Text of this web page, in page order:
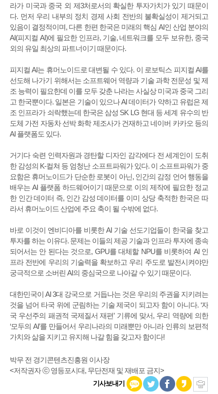
라가 미국과 중국 외 제3처로서의 확실한 투자가치가 있기 때문이
다. 먼저 우리 내부의 정치 경제 사회 전반의 불확실성이 제거되고
있음이 결정적이며, 다른 한편 한국은 미래의 핵심 AI인 산업 분야의
AI(피지컬 AI)에 필요한 인프라, 기술, 네트워크를 모두 보유한, 중국
외의 유일 최상의 파트너이기 때문이다.
피지컬 AI는 휴머노이드로 대변될 수 있다. 이 로보틱스 피지컬 AI를
선도해 나가기 위해서는 소프트웨어 역량과 기술 과학 전문성 및 제
조 능력이 필요한데 이를 모두 갖춘 나라는 사실상 미국과 중국 그리
고 한국뿐이다. 일본은 기술이 있으나 AI 데이터가 약하고 유럽은 제
조 인프라가 쇠락했는데 한국은 삼성 SK LG 현대 등 세계 유수의 반
도체 가전 자동차 선박 화학 제조사가 건재하고 네이버 카카오 등의
AI 플랫폼도 있다.
거기다 숙련 인력자원과 경탄할 디자인 감각에다 전 세계인이 도취
한 감성의 K-컬쳐 등 엄청난 소프트파워가 있다. 이 소프트파워가 중
요함은 휴머노이드가 단순한 로봇이 아닌, 인간의 감정 언어 행동을
배우는 AI 플랫폼 하드웨어이기 때문으로 이의 제작에 필요한 정교
한 인간 데이터 즉, 인간 감성 데이터를 이미 상당 축적한 한국은 따
라서 휴머노이드 산업에 주요 축이 될 수밖에 없다.
바로 이것이 엔비디아를 비롯한 AI 기술 선도기업들이 한국을 찾고
투자를 하는 이유다. 문제는 이들의 제공 기술과 인프라 투자에 종속
되어서는 안 된다는 것으로, GPU를 대체할 NPU를 비롯하여 AI 인
프라 전반에 우리의 기술력을 확보하고 우리 주도로 발전시켜야만
궁극적으로 소버린 AI의 중심국으로 나아갈 수 있기 때문이다.
대한민국이 AI 3대 강국으로 거듭나는 것은 우리의 주권을 지키려는
것을 넘어 타국 위에 군림하는 기술 제국이 되고자 함이 아니다. ‘자
국 우선주의 패권적 국제질서 재편’ 기류에 맞서, 우리 역량에 의한
‘모두의 AI’를 만들어서 우리나라의 미래뿐만 아니라 인류의 보편적
가치와 삶을 지키고 유지해 나갈 힘을 갖고자 함이다!
박무 전 경기콘텐츠진흥원 이사장
<저작권자 ⓒ 영등포시대, 무단전재 및 재배포 금지>
기사보내기